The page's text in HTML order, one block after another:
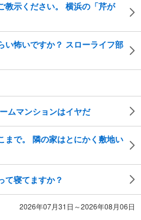
教示ください。 横浜の「芹が
い怖いですか？ スローライフ部
ムマンションはイヤだ
まで。 隣の家はとにかく敷地い
て寝てますか？
2026年07月31日～2026年08月06日